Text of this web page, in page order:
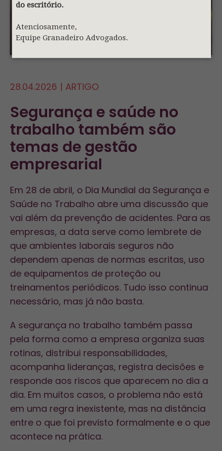
do escritório.
Atenciosamente,
Equipe Granadeiro Advogados.
28.04.2026 | ARTIGO
Segurança e saúde no
trabalho também são
temas de gestão
empresarial
Em 28 de abril, o Dia Mundial da Segurança e
Saúde no Trabalho abre uma discussão que
vai além da prevenção de acidentes. Para as
empresas, a data serve como lembrete de
que ambientes laborais seguros não
dependem apenas de normas escritas, uso
de equipamentos de proteção ou
treinamentos periódicos. Tudo isso continua
necessário, mas já não basta.
A segurança no trabalho também passa
pela forma como a empresa organiza suas
rotinas, distribui responsabilidades,
acompanha lideranças, registra decisões e
responde aos riscos que aparecem no dia a
dia. Em muitos casos, o problema não está
em uma regra inexistente, mas na distância
entre o que foi previsto formalmente e o que
acontece na prática.